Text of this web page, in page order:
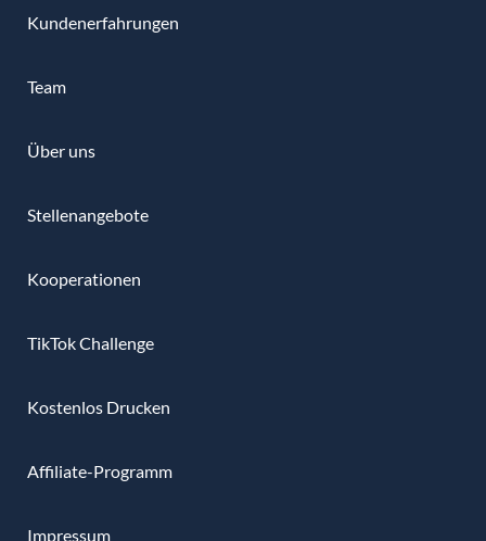
Kundenerfahrungen
Team
Über uns
Stellenangebote
Kooperationen
TikTok Challenge
Kostenlos Drucken
Affiliate-Programm
Impressum